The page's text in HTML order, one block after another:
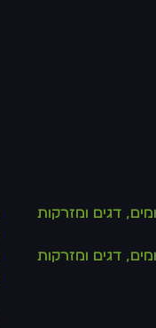
דגים ומזרקות
דגים ומזרקות